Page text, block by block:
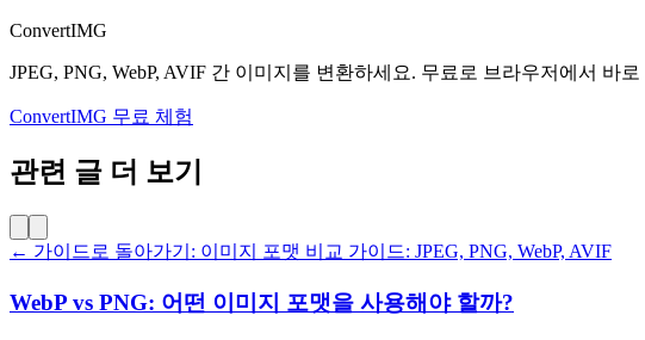
ConvertIMG
JPEG, PNG, WebP, AVIF 간 이미지를 변환하세요. 무료로 브라우저에서 바
ConvertIMG 무료 체험
관련 글 더 보기
← 가이드로 돌아가기: 이미지 포맷 비교 가이드: JPEG, PNG, WebP, AVIF
WebP vs PNG: 어떤 이미지 포맷을 사용해야 할까?